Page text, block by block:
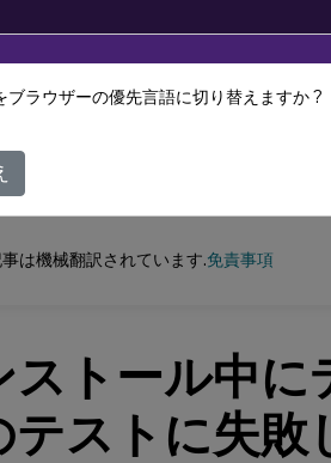
ツは動的に機械翻訳されています。
Recording
事は機械翻訳されています.免責事項
ストール中に
テストに失敗
ブラウザーの優先言語に切り替えますか ?